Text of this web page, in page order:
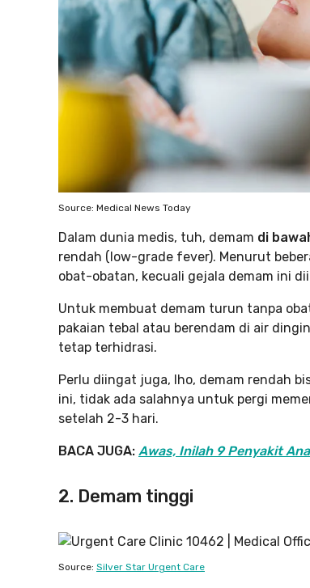
Source: Medical News Today
Dalam dunia medis, tuh, demam di
rendah (low-grade fever). Menurut
obat-obatan, kecuali gejala demam ini
Untuk membuat demam turun tanpa
pakaian tebal atau berendam di air
tetap terhidrasi.
Perlu diingat juga, lho, demam rendah
ini, tidak ada salahnya untuk pergi
setelah 2-3 hari.
BACA JUGA: Awas, Inilah 9 Penyakit
2. Demam tinggi
Source: Silver Star Urgent Care